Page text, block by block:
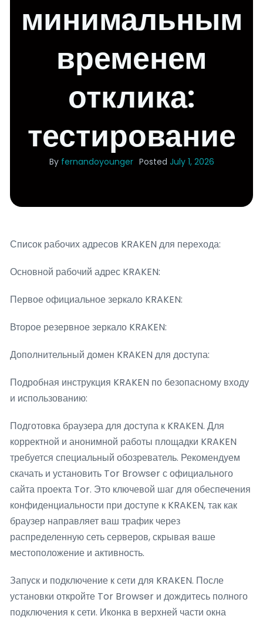
минимальным
временем
отклика:
тестирование
By fernandoyounger Posted July 1, 2026
Список рабочих адресов KRAKEN для перехода:
Основной рабочий адрес KRAKEN:
Первое официальное зеркало KRAKEN:
Второе резервное зеркало KRAKEN:
Дополнительный домен KRAKEN для доступа:
Подробная инструкция KRAKEN по безопасному входу
и использованию:
Подготовка браузера для доступа к KRAKEN. Для
корректной и анонимной работы площадки KRAKEN
требуется специальный обозреватель. Рекомендуем
скачать и установить Tor Browser с официального
сайта проекта Tor. Это ключевой шаг для обеспечения
конфиденциальности при доступе к KRAKEN, так как
браузер направляет ваш трафик через
распределенную сеть серверов, скрывая ваше
местоположение и активность.
Запуск и подключение к сети для KRAKEN. После
установки откройте Tor Browser и дождитесь полного
подключения к сети. Иконка в верхней части окна